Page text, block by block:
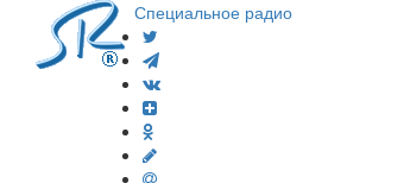
Специальное радио